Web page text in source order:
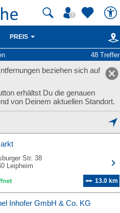
PREIS
48 Treffer
beziehen sich auf
erhältst Du die genauen
von Deinem aktuellen Standort.
Str. 38
Leipheim
13.0 km
Inhofer GmbH & Co. KG